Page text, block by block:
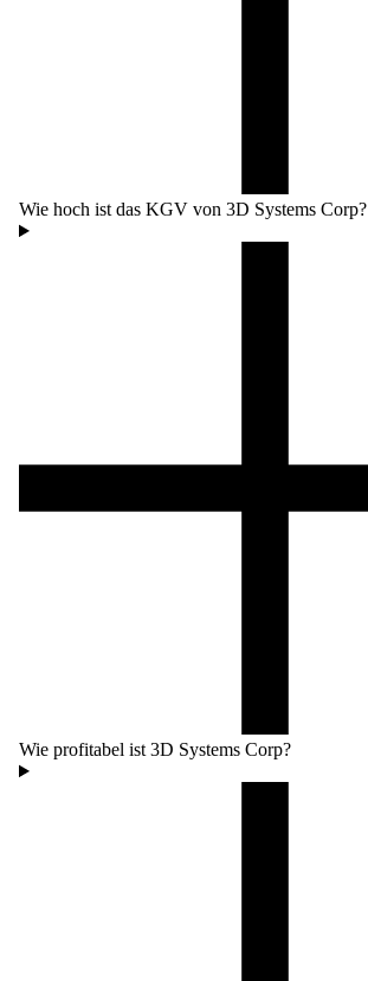
Wie hoch ist das KGV von 3D Systems Corp?
Wie profitabel ist 3D Systems Corp?